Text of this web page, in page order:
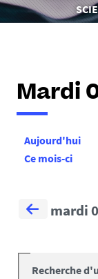
êtes
ici :
Mardi
Aujourd'hui
Ce mois-ci
mardi
Recherche